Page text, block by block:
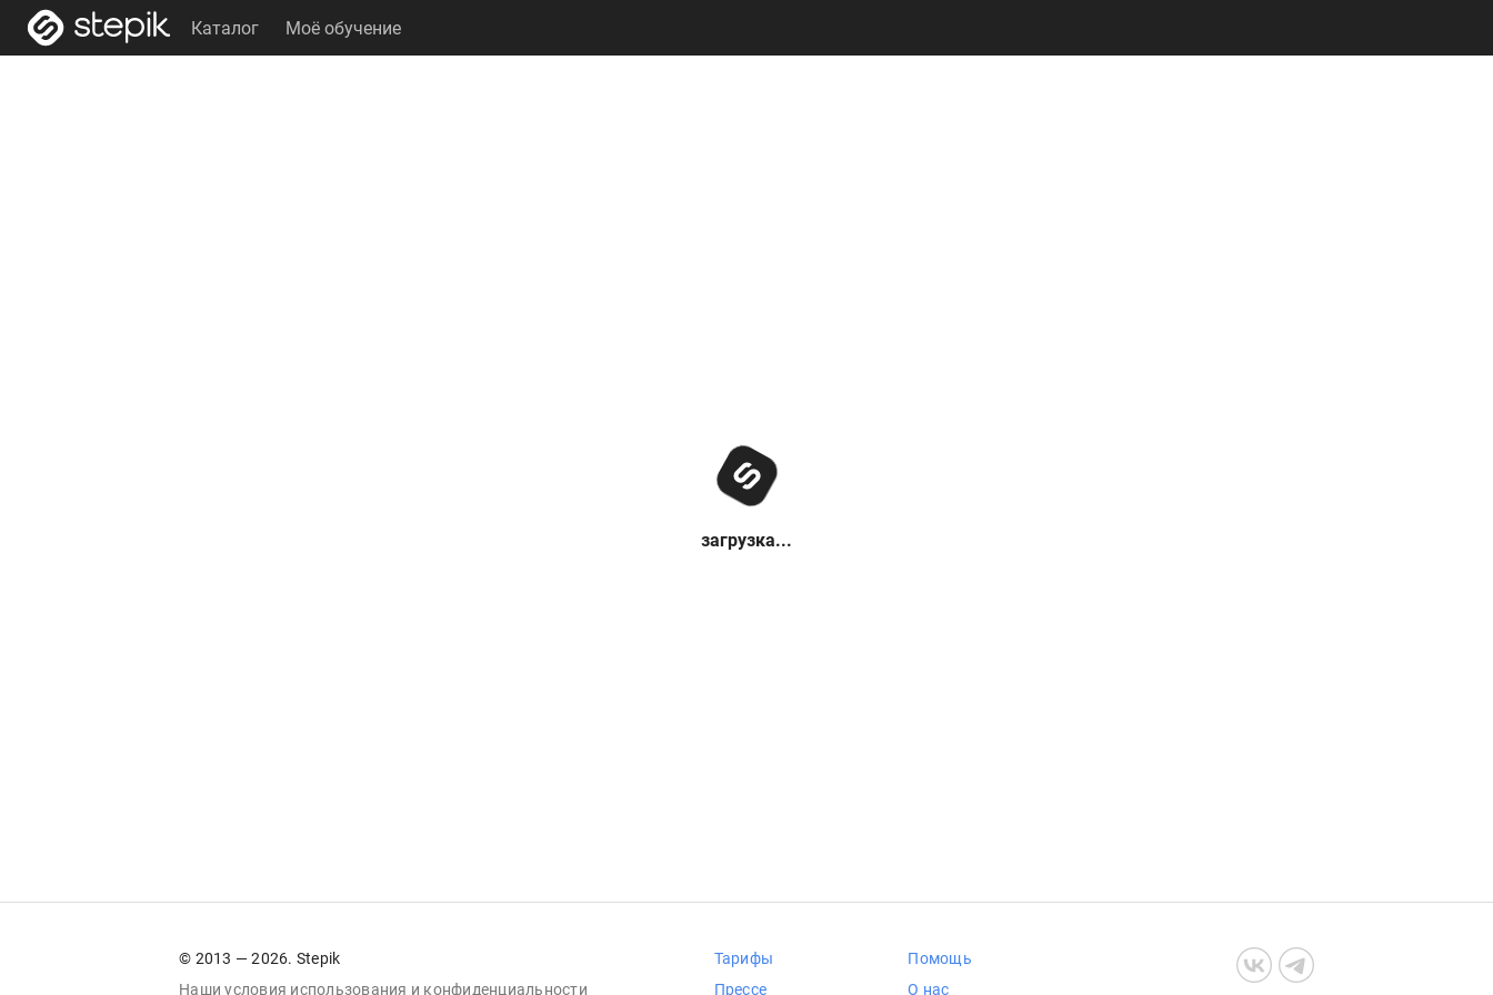
Каталог Моё обучение
загрузка...
© 2013 — 2026. Stepik
Наши условия использования и конфиденциальности
Тарифы
Прессе
Помощь
О нас